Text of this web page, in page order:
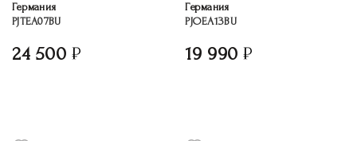
Германия
PJTEA07BU
24 500
Германия
PJOEA13BU
19 990